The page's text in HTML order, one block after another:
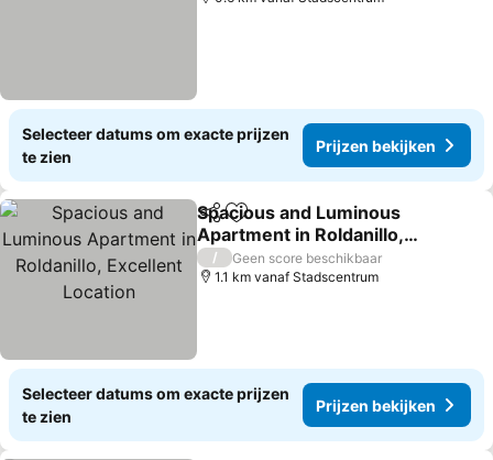
Selecteer datums om exacte prijzen
te zien
Prijzen bekijken
DelenToevoegen aan favorieten
Spacious and Luminous
Apartment in Roldanillo,
Excellent Location
/
Geen score beschikbaar
1.1 km vanaf Stadscentrum
Selecteer datums om exacte prijzen
te zien
Prijzen bekijken